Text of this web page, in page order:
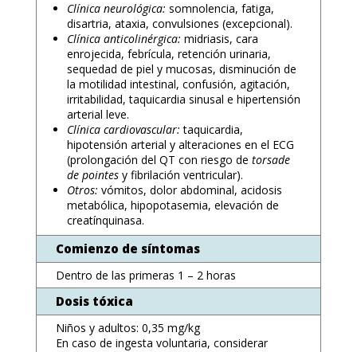
Clínica neurológica: somnolencia, fatiga,
disartria, ataxia, convulsiones (excepcional).
Clínica anticolinérgica: midriasis, cara
enrojecida, febrícula, retención urinaria,
sequedad de piel y mucosas, disminución de
la motilidad intestinal, confusión, agitación,
irritabilidad, taquicardia sinusal e hipertensión
arterial leve.
Clínica cardiovascular:taquicardia,
hipotensión arterial y alteraciones en el ECG
(prolongación del QT con riesgo de torsade
de pointes y fibrilación ventricular).
Otros: vómitos, dolor abdominal, acidosis
metabólica, hipopotasemia, elevación de
creatínquinasa.
Comienzo de síntomas
Dentro de las primeras 1 – 2 horas
Dosis tóxica
Niños y adultos: 0,35 mg/kg
En caso de ingesta voluntaria, considerar